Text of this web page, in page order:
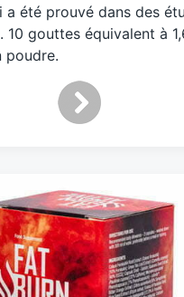
a été prouvé dans des
10 gouttes équivalent à
poudre.